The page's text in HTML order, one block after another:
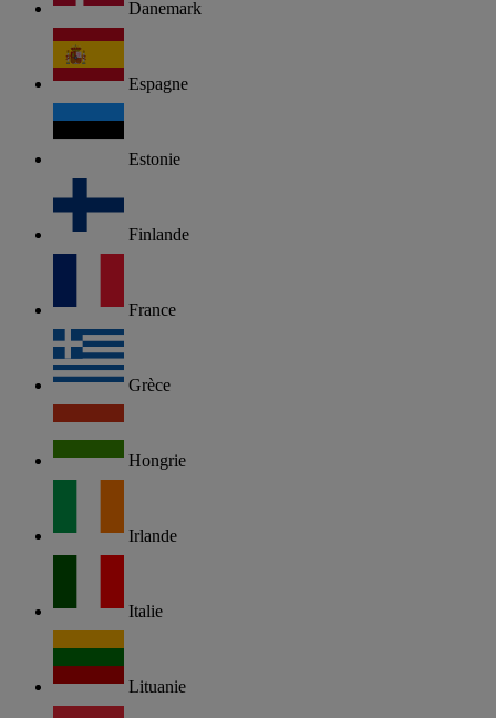
Danemark
Espagne
Estonie
Finlande
France
Grèce
Hongrie
Irlande
Italie
Lituanie